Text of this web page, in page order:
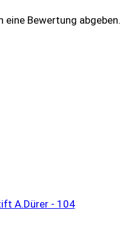
eine Bewertung abgeben.